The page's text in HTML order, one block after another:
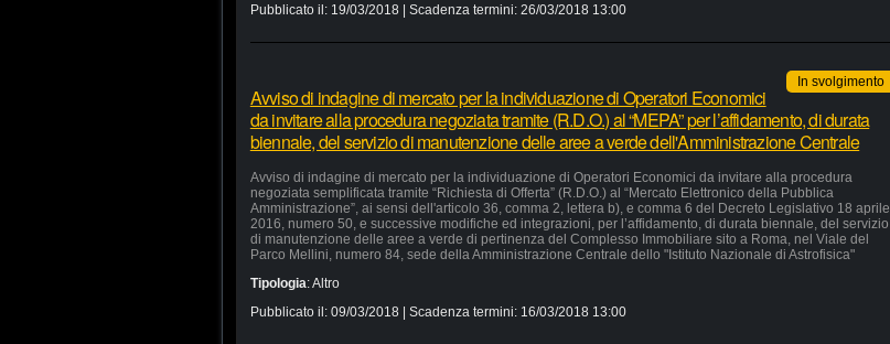
Pubblicato il: 19/03/2018 | Scadenza termini: 26/03/2018 13:00
In svolgimento
Avviso di indagine di mercato per la individuazione di Operatori Economici
da invitare alla procedura negoziata tramite (R.D.O.) al “MEPA” per l’affidamento, di durata
biennale, del servizio di manutenzione delle aree a verde dell'Amministrazione Centrale
Avviso di indagine di mercato per la individuazione di Operatori Economici da invitare alla procedura
negoziata semplificata tramite “Richiesta di Offerta” (R.D.O.) al “Mercato Elettronico della Pubblica
Amministrazione”, ai sensi dell'articolo 36, comma 2, lettera b), e comma 6 del Decreto Legislativo 18 aprile
2016, numero 50, e successive modifiche ed integrazioni, per l’affidamento, di durata biennale, del servizio
di manutenzione delle aree a verde di pertinenza del Complesso Immobiliare sito a Roma, nel Viale del
Parco Mellini, numero 84, sede della Amministrazione Centrale dello "Istituto Nazionale di Astrofisica"
Tipologia:Altro
Pubblicato il: 09/03/2018 | Scadenza termini: 16/03/2018 13:00